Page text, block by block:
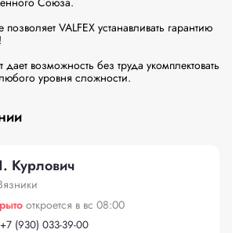
позволяет VALFEX устанавливать гарантию
возможность без труда укомплектовать
уровня сложности.
Курлович
откроется в вс 08:00
+7 (930) 033-39-00